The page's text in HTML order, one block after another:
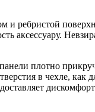
и ребристой
аксессуару.
плотно
в чехле, как